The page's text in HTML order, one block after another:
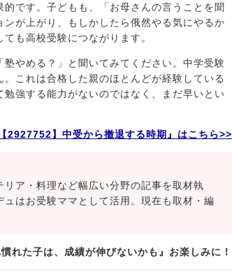
です。子どもも、「お母さんの言うことを聞
が上がり、もしかしたら俄然やる気にやるか
も高校受験につながります。
やめる？」と聞いてみてください。中学受験
これは合格した親のほとんどが経験している
強する能力がないのではなく、まだ早いとい
【2927752】中受から撤退する時期』はこちら>>
ア・料理など幅広い分野の記事を取材執
はお受験ママとして活用。現在も取材・編
れた子は、成績が伸びないかも』お楽しみに！